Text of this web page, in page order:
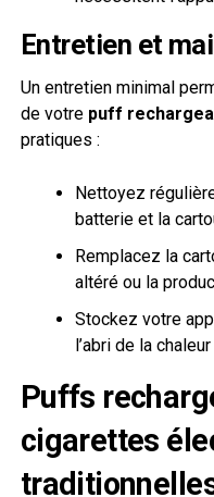
Entretien et
Un entretien minimal
de votre puff
pratiques :
Nettoyez
batterie et la
Remplacez la
altéré ou la
Stockez votre
l’abri de la
Puffs
cigarettes